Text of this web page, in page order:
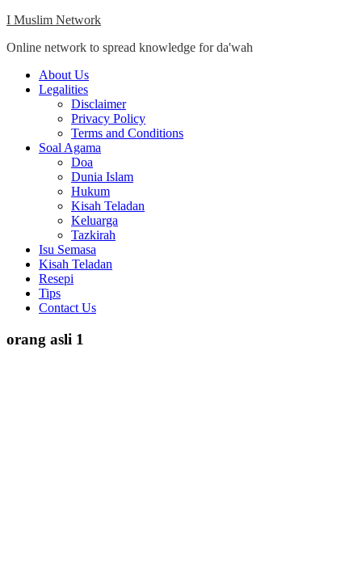
Skip
content
I Muslim Network
Online network to spread knowledge for da'wah
Close
Menu
About Us
Legalities
Disclaimer
Privacy Policy
Terms and Conditions
Soal Agama
Doa
Dunia Islam
Hukum
Kisah Teladan
Keluarga
Tazkirah
Isu Semasa
Kisah Teladan
Resepi
Tips
Contact Us
orang asli 1